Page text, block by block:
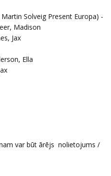
Solveig Present Europa) -
Madison
Jax
Ella
var būt ārējs nolietojums /